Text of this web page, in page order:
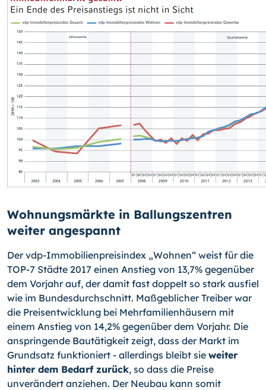
Wohnungsmärkte in Ballungszentren
weiter angespannt
Der vdp-Immobilienpreisindex „Wohnen“ weist für die
TOP-7 Städte 2017 einen Anstieg von 13,7% gegenüber
dem Vorjahr auf, der damit fast doppelt so stark ausfiel
wie im Bundesdurchschnitt. Maßgeblicher Treiber war
die Preisentwicklung bei Mehrfamilienhäusern mit
einem Anstieg von 14,2% gegenüber dem Vorjahr. Die
anspringende Bautätigkeit zeigt, dass der Markt im
Grundsatz funktioniert - allerdings bleibt sie weiter
hinter dem Bedarf zurück, so dass die Preise
unverändert anziehen. Der Neubau kann somit